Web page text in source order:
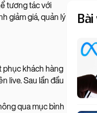
tương tác với
giảm giá, quản lý
phục khách hàng
live. Sau lần đầu
qua mục bình